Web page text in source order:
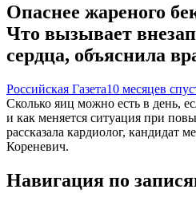
Опаснее жареного
Что вызывает
сердца, объяснила
Российская Газета10 месяцев
Сколько яиц можно есть в день,
и как меняется ситуация при
рассказала кардиолог, кандидат
Кореневич.
Навигация по